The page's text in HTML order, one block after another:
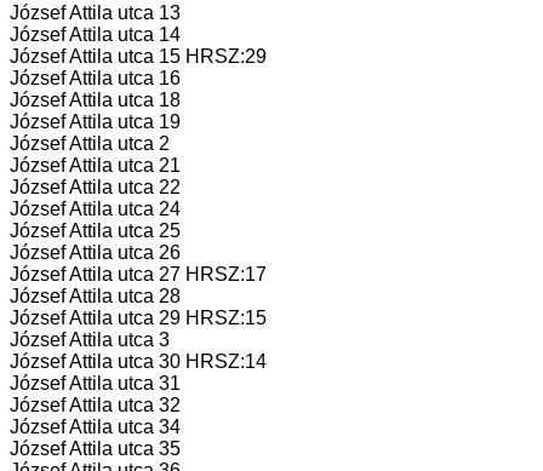
József Attila utca 13
József Attila utca 14
József Attila utca 15 HRSZ:29
József Attila utca 16
József Attila utca 18
József Attila utca 19
József Attila utca 2
József Attila utca 21
József Attila utca 22
József Attila utca 24
József Attila utca 25
József Attila utca 26
József Attila utca 27 HRSZ:17
József Attila utca 28
József Attila utca 29 HRSZ:15
József Attila utca 3
József Attila utca 30 HRSZ:14
József Attila utca 31
József Attila utca 32
József Attila utca 34
József Attila utca 35